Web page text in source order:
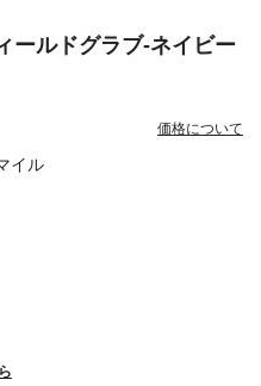
イル
ールドグラブ-ネイビー
価格について